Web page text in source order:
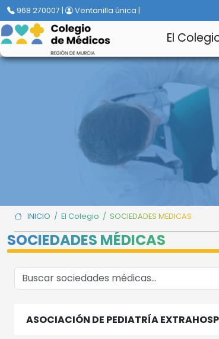
968 270007 | Ventanilla única |
El
INICIO / El Colegio / SOCIEDADES MEDICAS
SOCIEDADES MÉDICAS
ASOCIACIÓN DE PEDIATRÍA